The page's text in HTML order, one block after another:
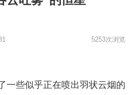
5253次浏览
一些似乎正在喷出羽状云烟的